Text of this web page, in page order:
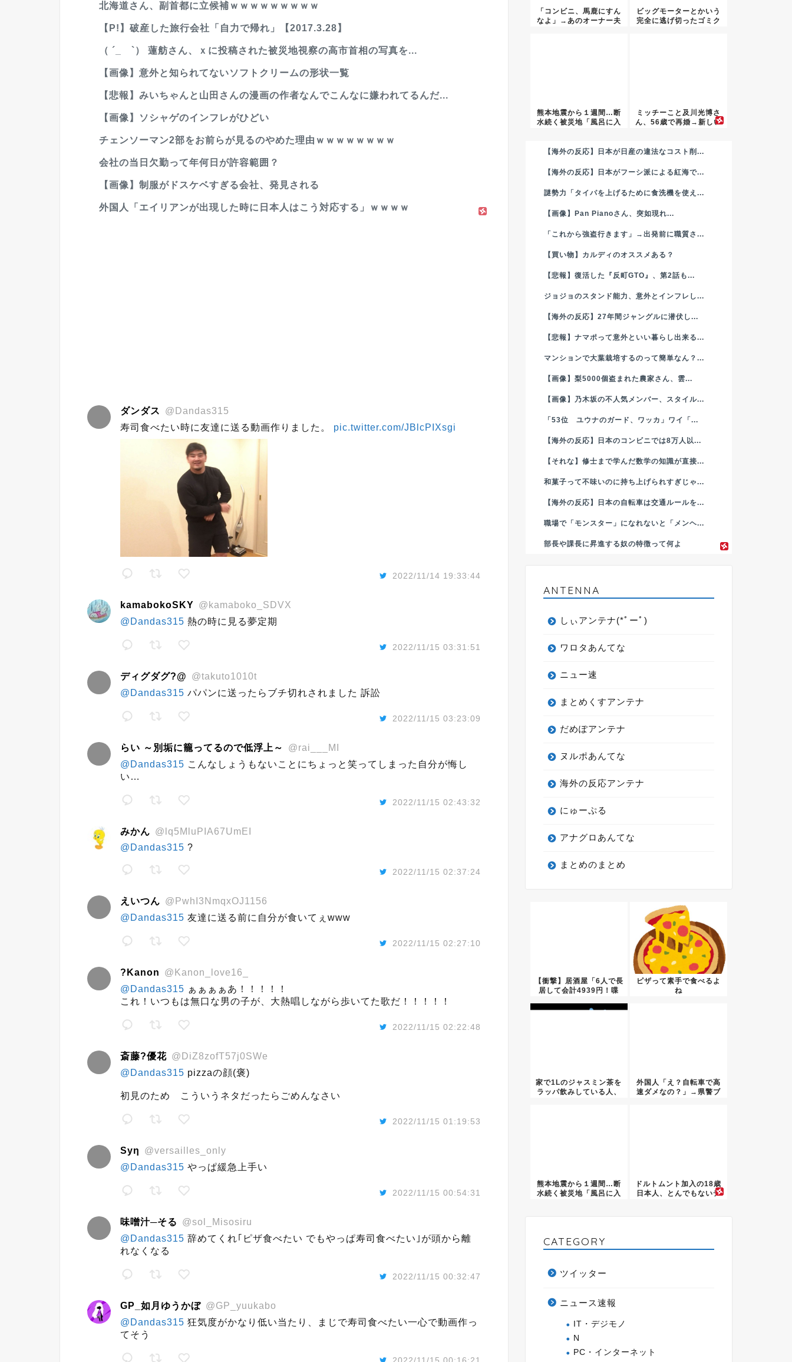
北海道さん、副首都に立候補ｗｗｗｗｗｗｗｗｗ
【P!】破産した旅行会社「自力で帰れ」【2017.3.28】
（ ´_ゝ`） 蓮舫さん、ｘに投稿された被災地視察の高市首相の写真を...
【画像】意外と知られてないソフトクリームの形状一覧
【悲報】みいちゃんと山田さんの漫画の作者なんでこんなに嫌われてるんだ...
【画像】ソシャゲのインフレがひどい
チェンソーマン2部をお前らが見るのやめた理由ｗｗｗｗｗｗｗｗ
会社の当日欠勤って年何日が許容範囲？
【画像】制服がドスケベすぎる会社、発見される
外国人「エイリアンが出現した時に日本人はこう対応する」ｗｗｗｗ
ダンダス
@Dandas315
寿司食べたい時に友達に送る動画作りました。 pic.twitter.com/JBlcPIXsgi
2022/11/14 19:33:44
kamabokoSKY @kamaboko_SDVX
@Dandas315 熱の時に見る夢定期
2022/11/15 03:31:51
ディグダグ?@
@takuto1010t
@Dandas315 パパンに送ったらブチ切れされました 訴訟
2022/11/15 03:23:09
らい ～別垢に籠ってるので低浮上～
@rai___MI
@Dandas315 こんなしょうもないことにちょっと笑ってしまった自分が悔し
い…
2022/11/15 02:43:32
みかん @lq5MluPIA67UmEI
@Dandas315 ?
2022/11/15 02:37:24
えいつん @PwhI3NmqxOJ1156
@Dandas315 友達に送る前に自分が食いてぇwww
2022/11/15 02:27:10
?Kanon
@Kanon_love16_
@Dandas315 ぁぁぁぁあ！！！！！
これ！いつもは無口な男の子が、大熱唱しながら歩いてた歌だ！！！！！
2022/11/15 02:22:48
斎藤?優花 @DiZ8zofT57j0SWe
@Dandas315 pizzaの顔(褒)
初見のため こういうネタだったらごめんなさい
2022/11/15 01:19:53
Sуη
@versailles_only
@Dandas315 やっぱ緩急上手い
2022/11/15 00:54:31
味噌汁─そる
@sol_Misosiru
@Dandas315 辞めてくれ｢ピザ食べたい でもやっぱ寿司食べたい｣が頭から離
れなくなる
2022/11/15 00:32:47
GP_如月ゆうかぼ @GP_yuukabo
@Dandas315 狂気度がかなり低い当たり、まじで寿司食べたい一心で動画作っ
てそう
「コンビニ、馬鹿にすん
なよ」→あのオーナー夫
ビッグモーターとかいう
完全に逃げ切ったゴミク
熊本地震から１週間…断
水続く被災地「風呂に入
ミッチーこと及川光博さ
ん、56歳で再婚→新しい
【海外の反応】日本が日産の違法なコスト削...
【海外の反応】日本がフーシ派による紅海で...
謎勢力「タイパを上げるために食洗機を使え...
【画像】Pan Pianoさん、突如現れ...
「これから強盗行きます」→出発前に職質さ...
【買い物】カルディのオススメある？
【悲報】復活した『反町GTO』、第2話も...
ジョジョのスタンド能力、意外とインフレし...
【海外の反応】27年間ジャングルに潜伏し...
【悲報】ナマポって意外といい暮らし出来る...
マンションで大葉栽培するのって簡単なん？...
【画像】梨5000個盗まれた農家さん、雲...
【画像】乃木坂の不人気メンバー、スタイル...
「53位 ユウナのガード、ワッカ」ワイ「...
【海外の反応】日本のコンビニでは8万人以...
【それな】修士まで学んだ数学の知識が直接...
和菓子って不味いのに持ち上げられすぎじゃ...
【海外の反応】日本の自転車は交通ルールを...
職場で「モンスター」になれないと「メンヘ...
部長や課長に昇進する奴の特徴って何よ
ANTENNA
しぃアンテナ(*ﾟーﾟ)
ワロタあんてな
ニュー速
まとめくすアンテナ
だめぽアンテナ
ヌルポあんてな
海外の反応アンテナ
にゅーぷる
アナグロあんてな
まとめのまとめ
【衝撃】居酒屋「6人で長
居して会計4939円！喋
ピザって素手で食べるよ
ね
家で1Lのジャスミン茶を
ラッパ飲みしている人、
外国人「え？自転車で高
速ダメなの？」→県警ブ
熊本地震から１週間…断
水続く被災地「風呂に入
ドルトムント加入の18歳
日本人、とんでもないデ
CATEGORY
ツイッター
ニュース速報
IT・デジモノ
N
PC・インターネット